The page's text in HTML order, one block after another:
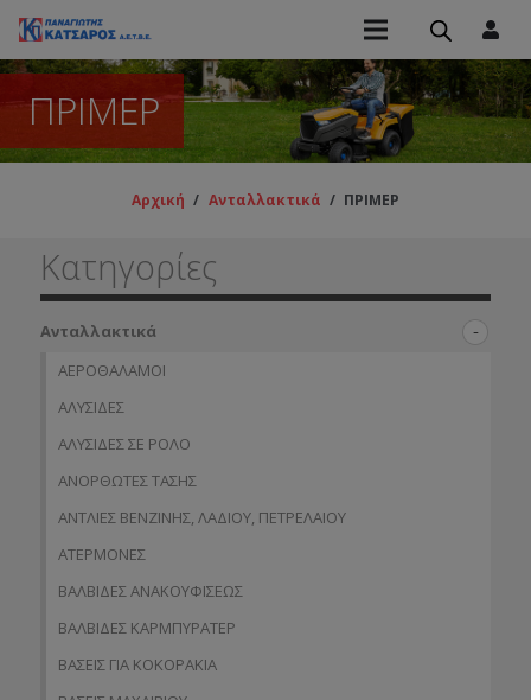
ΠΡΙΜΕΡ
Αρχική / Ανταλλακτικά / ΠΡΙΜΕΡ
Κατηγορίες
Ανταλλακτικά
ΑΕΡΟΘΑΛΑΜΟΙ
ΑΛΥΣΙΔΕΣ
ΑΛΥΣΙΔΕΣ ΣΕ ΡΟΛΟ
ΑΝΟΡΘΩΤΕΣ ΤΑΣΗΣ
ΑΝΤΛΙΕΣ ΒΕΝΖΙΝΗΣ, ΛΑΔΙΟΥ, ΠΕΤΡΕΛΑΙΟΥ
ΑΤΕΡΜΟΝΕΣ
ΒΑΛΒΙΔΕΣ ΑΝΑΚΟΥΦΙΣΕΩΣ
ΒΑΛΒΙΔΕΣ ΚΑΡΜΠΥΡΑΤΕΡ
ΒΑΣΕΙΣ ΓΙΑ ΚΟΚΟΡΑΚΙΑ